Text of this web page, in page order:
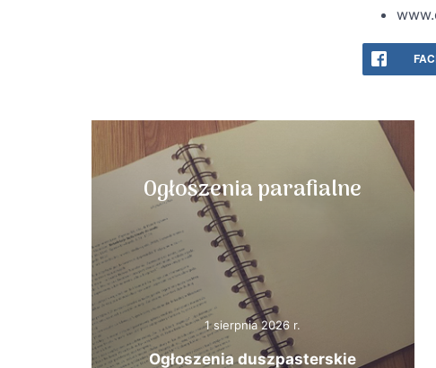
Ogłoszenia parafialne
1 sierpnia 2026 r.
Ogłoszenia duszpasterskie